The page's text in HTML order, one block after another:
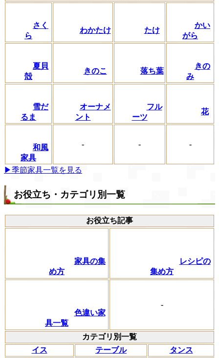
さく
ら
わかたけ たけ
かい
がら
夏貝
殻
きのこ 落ち葉
きの
み
雪だ
るま
オーナメ
ント
フル
ーツ
花
和風
家具
- - -
▶季節家具一覧を見る
お役立ち・カテゴリ別一覧
お役立ち記事
家具の集
め方
レシピの
集め方
色違い家
具一覧
-
カテゴリ別一覧
イス
テーブル
タンス